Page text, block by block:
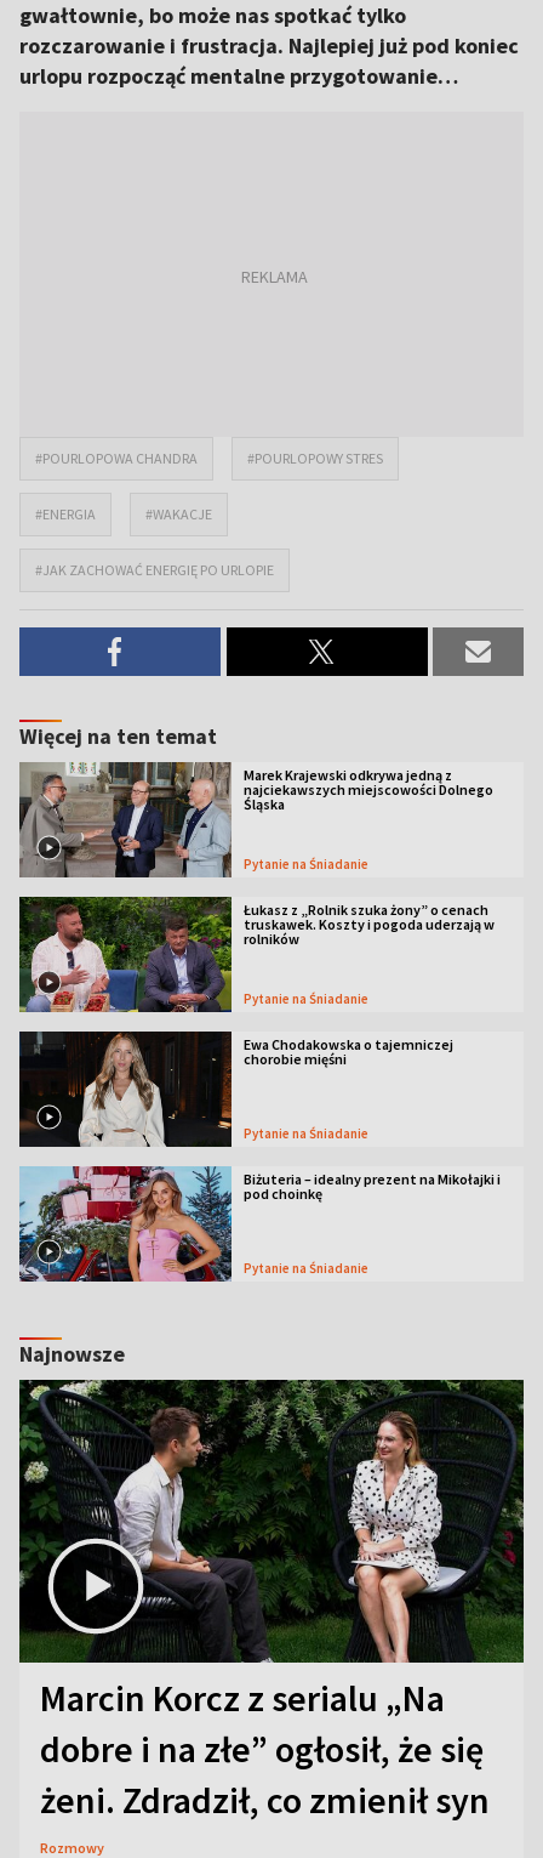
gwałtownie, bo może nas spotkać tylko
rozczarowanie i frustracja. Najlepiej już pod koniec
urlopu rozpocząć mentalne przygotowanie…
#POURLOPOWA CHANDRA #POURLOPOWY STRES
#ENERGIA #WAKACJE
#JAK ZACHOWAĆ ENERGIĘ PO URLOPIE
Więcej na ten temat
Marek Krajewski odkrywa jedną z
najciekawszych miejscowości Dolnego
Śląska
Pytanie na Śniadanie
Łukasz z „Rolnik szuka żony” o cenach
truskawek. Koszty i pogoda uderzają w
rolników
Pytanie na Śniadanie
Ewa Chodakowska o tajemniczej
chorobie mięśni
Pytanie na Śniadanie
Biżuteria – idealny prezent na Mikołajki i
pod choinkę
Pytanie na Śniadanie
Najnowsze
Marcin Korcz z serialu „Na
dobre i na złe” ogłosił, że się
żeni. Zdradził, co zmienił syn
Rozmowy